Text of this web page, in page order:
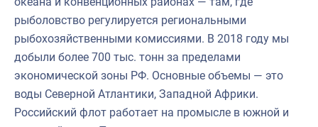
рыболовство регулируется региональными
рыбохозяйственными комиссиями. В 2018 году мы
добыли более 700 тыс. тонн за пределами
экономической зоны РФ. Основные объемы — это
воды Северной Атлантики, Западной Африки.
Российский флот работает на промысле в южной и